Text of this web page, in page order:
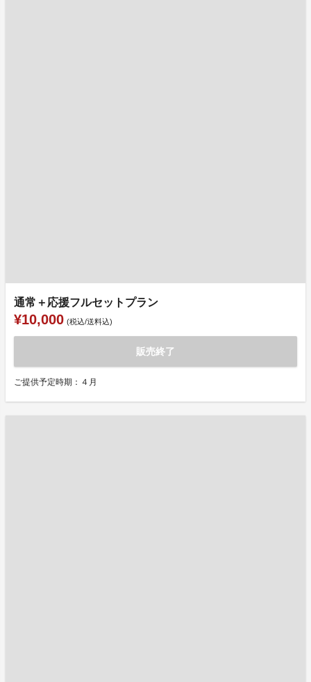
通常＋応援フルセットプラン
¥10,000 (税込/送料込)
販売終了
ご提供予定時期：４月